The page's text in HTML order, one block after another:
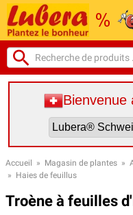
Bienvenue
Accueil » Magasin de plantes »
» Haies de feuillus
Troène à feuilles